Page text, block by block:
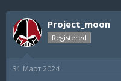
т
о
р
т
м
т
а
н
Project_moon
Registered
31 Март 2024